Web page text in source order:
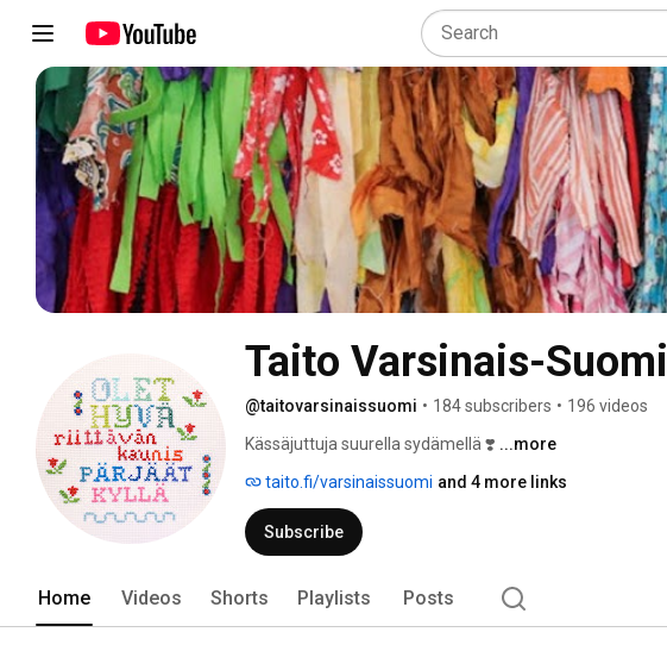
Taito Varsinais-Suomi
@taitovarsinaissuomi • 184 subscribers • 196 videos
Kässäjuttuja suurella sydämellä ❣️ ...more
taito.fi/varsinaissuomi and 4 more links
Subscribe
Home Videos Shorts Playlists Posts